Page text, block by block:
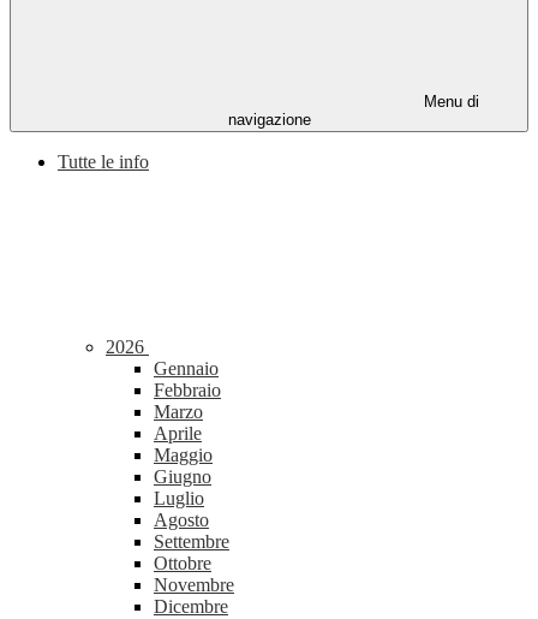
Menu di
navigazione
Tutte le info
2026
Gennaio
Febbraio
Marzo
Aprile
Maggio
Giugno
Luglio
Agosto
Settembre
Ottobre
Novembre
Dicembre